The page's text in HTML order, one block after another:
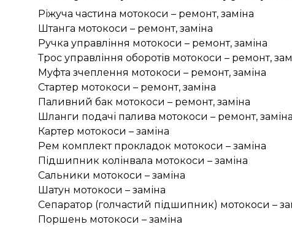
Ріжуча частина мотокоси – ремонт, заміна
Штанга мотокоси – ремонт, заміна
Ручка управління мотокоси – ремонт, заміна
Трос управління оборотів мотокоси – ремонт,
Муфта зчеплення мотокоси – ремонт, заміна
Стартер мотокоси – ремонт, заміна
Паливний бак мотокоси – ремонт, заміна
Шланги подачі палива мотокоси – ремонт, заміна
Картер мотокоси – заміна
Рем комплект прокладок мотокоси – заміна
Підшипник колінвала мотокоси – заміна
Сальники мотокоси – заміна
Шатун мотокоси – заміна
Сепаратор (голчастий підшипник) мотокоси –
Поршень мотокоси – заміна